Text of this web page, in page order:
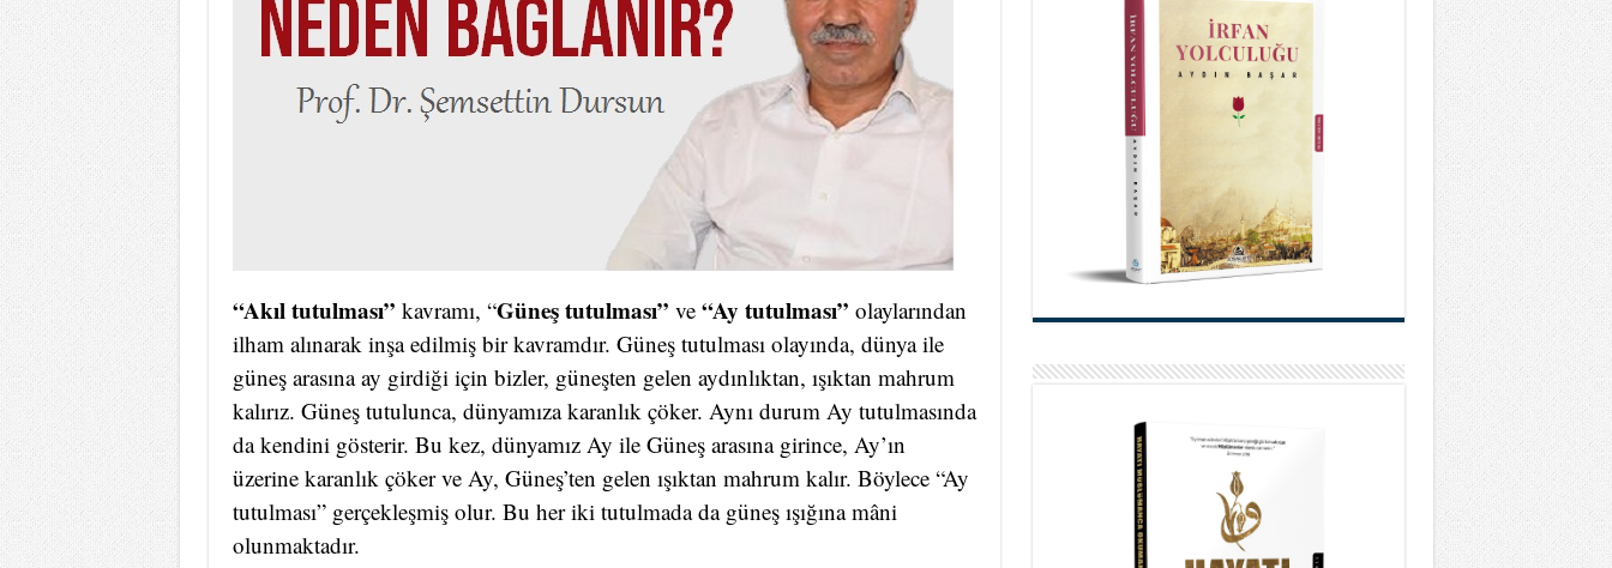
“Akıl tutulması” kavramı, “Güneş tutulması” ve “Ay tutulması” olaylarından
ilham alınarak inşa edilmiş bir kavramdır. Güneş tutulması olayında, dünya ile
güneş arasına ay girdiği için bizler, güneşten gelen aydınlıktan, ışıktan mahrum
kalırız. Güneş tutulunca, dünyamıza karanlık çöker. Aynı durum Ay tutulmasında
da kendini gösterir. Bu kez, dünyamız Ay ile Güneş arasına girince, Ay’ın
üzerine karanlık çöker ve Ay, Güneş’ten gelen ışıktan mahrum kalır. Böylece “Ay
tutulması” gerçekleşmiş olur. Bu her iki tutulmada da güneş ışığına mâni
olunmaktadır.